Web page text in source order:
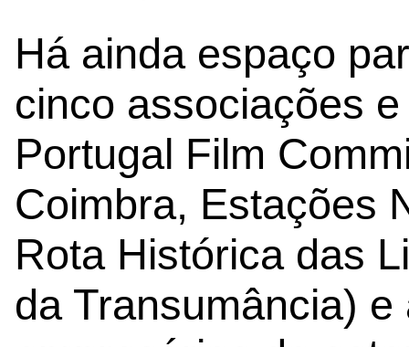
Há ainda espaço
cinco associações
Portugal Film
Coimbra, Estações
Rota Histórica das
da Transumância)